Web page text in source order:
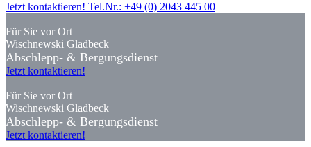
Jetzt kontaktieren! Tel.Nr.: +49 (0) 2043 445 00
Für Sie vor Ort
Wischnewski Gladbeck
Abschlepp- & Bergungsdienst
Jetzt kontaktieren!
Für Sie vor Ort
Wischnewski Gladbeck
Abschlepp- & Bergungsdienst
Jetzt kontaktieren!